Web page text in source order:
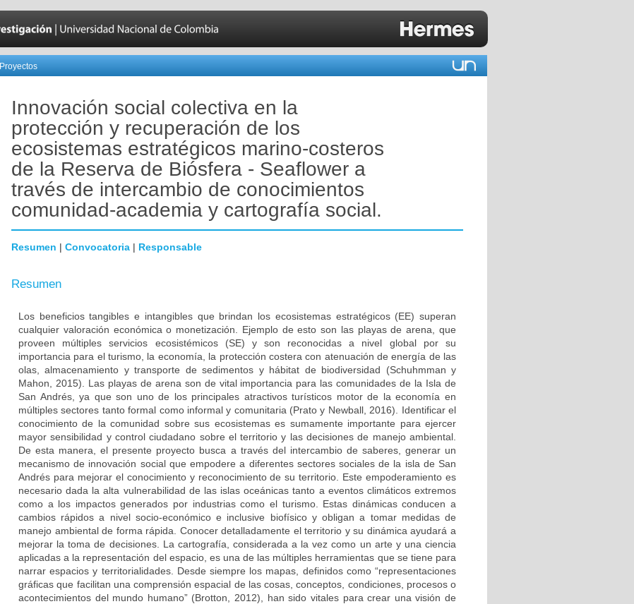
Proyectos
Innovación social colectiva en la
protección y recuperación de los
ecosistemas estratégicos marino-costeros
de la Reserva de Biósfera - Seaflower a
través de intercambio de conocimientos
comunidad-academia y cartografía social.
Resumen | Convocatoria | Responsable
Resumen
Los beneficios tangibles e intangibles que brindan los ecosistemas estratégicos (EE) superan
cualquier valoración económica o monetización. Ejemplo de esto son las playas de arena, que
proveen múltiples servicios ecosistémicos (SE) y son reconocidas a nivel global por su
importancia para el turismo, la economía, la protección costera con atenuación de energía de las
olas, almacenamiento y transporte de sedimentos y hábitat de biodiversidad (Schuhmman y
Mahon, 2015). Las playas de arena son de vital importancia para las comunidades de la Isla de
San Andrés, ya que son uno de los principales atractivos turísticos motor de la economía en
múltiples sectores tanto formal como informal y comunitaria (Prato y Newball, 2016). Identificar el
conocimiento de la comunidad sobre sus ecosistemas es sumamente importante para ejercer
mayor sensibilidad y control ciudadano sobre el territorio y las decisiones de manejo ambiental.
De esta manera, el presente proyecto busca a través del intercambio de saberes, generar un
mecanismo de innovación social que empodere a diferentes sectores sociales de la isla de San
Andrés para mejorar el conocimiento y reconocimiento de su territorio. Este empoderamiento es
necesario dada la alta vulnerabilidad de las islas oceánicas tanto a eventos climáticos extremos
como a los impactos generados por industrias como el turismo. Estas dinámicas conducen a
cambios rápidos a nivel socio-económico e inclusive biofísico y obligan a tomar medidas de
manejo ambiental de forma rápida. Conocer detalladamente el territorio y su dinámica ayudará a
mejorar la toma de decisiones. La cartografía, considerada a la vez como un arte y una ciencia
aplicadas a la representación del espacio, es una de las múltiples herramientas que se tiene para
narrar espacios y territorialidades. Desde siempre los mapas, definidos como “representaciones
gráficas que facilitan una comprensión espacial de las cosas, conceptos, condiciones, procesos o
acontecimientos del mundo humano” (Brotton, 2012), han sido vitales para crear una visión de